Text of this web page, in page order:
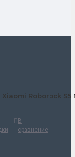
Roborock S5
В
сравнение